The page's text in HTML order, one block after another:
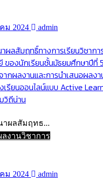
ม 2024 admin
ลสัมฤทธิ์ทางการเรียนวิชากา
ของนักเรียนชั้นมัธยมศึกษาปีที่
ากผลงานและการนำเสนอผลง
เรียนออนไลน์แบบ Active
วิถีน่าน
ผลสัมฤทธ...
ลงานวิชาการ
ม 2024 admin